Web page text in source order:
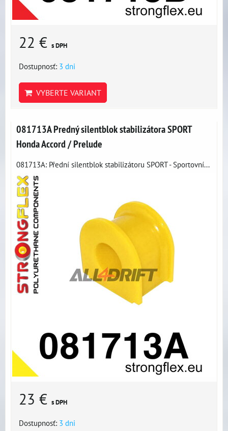
22 € s DPH
Dostupnosť: 3 dni
VYBERTE VARIANT
081713A Predný silentblok stabilizátora SPORT
Honda Accord / Prelude
081713A: Přední silentblok stabilizátoru SPORT - Sportovní...
23 € s DPH
Dostupnosť: 3 dni